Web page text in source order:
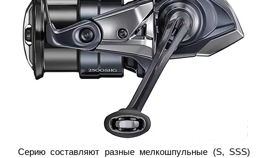
Серию составляют разные мелкошпульные (S, SSS)